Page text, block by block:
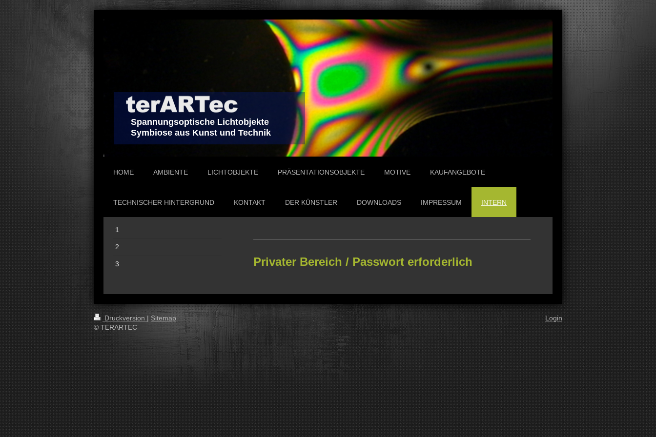
Spannungsoptische Lichtobjekte
Symbiose aus Kunst und Technik
HOME AMBIENTE LICHTOBJEKTE PRÄSENTATIONSOBJEKTE MOTIVE KAUFANGEBOTE
TECHNISCHER HINTERGRUND KONTAKT DER KÜNSTLER DOWNLOADS IMPRESSUM INTERN
Privater Bereich / Passwort erforderlich
1
2
3
Druckversion | Sitemap
© TERARTEC
Login